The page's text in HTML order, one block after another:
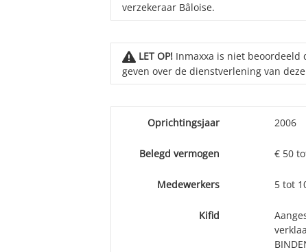
verzekeraar Bâloise.
LET OP! Inmaxxa is niet beoordeeld
geven over de dienstverlening van
Oprichtingsjaar 2006
Belegd vermogen € 50
Medewerkers 5 tot
Kifid